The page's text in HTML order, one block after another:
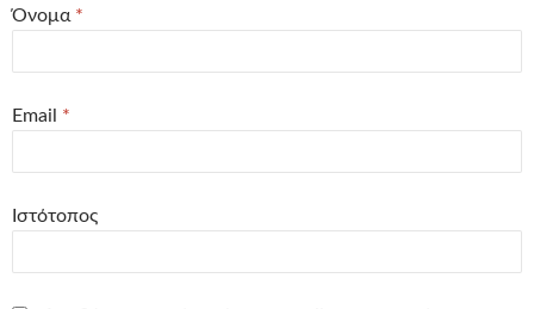
Όνομα *
Email *
Ιστότοπος